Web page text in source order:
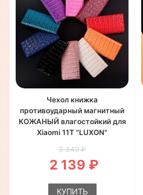
Чехол книжка
противоударный магнитный
КОЖАНЫЙ влагостойкий для
Xiaomi 11T "LUXON"
3 349 ₽
2 139 ₽
КУПИТЬ